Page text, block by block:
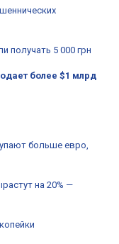
получать 5 000 грн
более $1 млрд
больше евро,
на 20% —